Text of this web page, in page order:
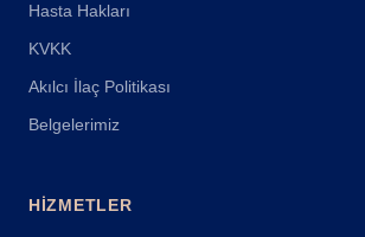
Hasta Hakları
KVKK
Akılcı İlaç Politikası
Belgelerimiz
HIZMETLER